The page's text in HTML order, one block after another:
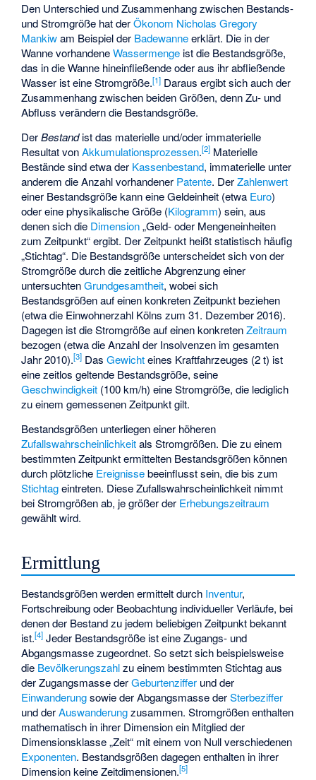
Den Unterschied und Zusammenhang zwischen Bestands-
und Stromgröße hat derÖkonom Nicholas Gregory
Mankiwam Beispiel der Badewanneerklärt. Die in der
Wanne vorhandeneWassermenge ist die Bestandsgröße,
das in die Wanne hineinfließende oder aus ihr abfließende
Wasser ist eine Stromgröße.[1] Daraus ergibt sich auch der
Zusammenhang zwischen beiden Größen, denn Zu- und
Abfluss verändern die Bestandsgröße.
DerBestandist das materielle und/oder immaterielle
Resultat vonAkkumulationsprozessen.[2] Materielle
Bestände sind etwa der Kassenbestand, immaterielle unter
anderem die Anzahl vorhandener Patente. DerZahlenwert
einer Bestandsgröße kann eine Geldeinheit (etwa Euro)
oder eine physikalische Größe (Kilogramm) sein, aus
denen sich die Dimension„Geld- oder Mengeneinheiten
zum Zeitpunkt“ ergibt. Der Zeitpunkt heißt statistisch häufig
„Stichtag“. Die Bestandsgröße unterscheidet sich von der
Stromgröße durch die zeitliche Abgrenzung einer
untersuchtenGrundgesamtheit, wobei sich
Bestandsgrößen auf einen konkreten Zeitpunkt beziehen
(etwa die Einwohnerzahl Kölns zum 31. Dezember 2016).
Dagegen ist die Stromgröße auf einen konkretenZeitraum
bezogen (etwa die Anzahl der Insolvenzen im gesamten
Jahr 2010).[3] DasGewichteines Kraftfahrzeuges (2 t) ist
eine zeitlos geltende Bestandsgröße, seine
Geschwindigkeit (100 km/h) eine Stromgröße, die lediglich
zu einem gemessenen Zeitpunkt gilt.
Bestandsgrößen unterliegen einer höheren
Zufallswahrscheinlichkeitals Stromgrößen. Die zu einem
bestimmten Zeitpunkt ermittelten Bestandsgrößen können
durch plötzliche Ereignissebeeinflusst sein, die bis zum
Stichtageintreten. Diese Zufallswahrscheinlichkeit nimmt
bei Stromgrößen ab, je größer der Erhebungszeitraum
gewählt wird.
Ermittlung
Bestandsgrößen werden ermittelt durch Inventur,
Fortschreibung oder Beobachtung individueller Verläufe, bei
denen der Bestand zu jedem beliebigen Zeitpunkt bekannt
ist.[4] Jeder Bestandsgröße ist eine Zugangs- und
Abgangsmasse zugeordnet. So setzt sich beispielsweise
die Bevölkerungszahlzu einem bestimmten Stichtag aus
der Zugangsmasse derGeburtenziffer und der
Einwanderungsowie der Abgangsmasse derSterbeziffer
und derAuswanderungzusammen. Stromgrößen enthalten
mathematisch in ihrer Dimension ein Mitglied der
Dimensionsklasse „Zeit“ mit einem von Null verschiedenen
Exponenten. Bestandsgrößen dagegen enthalten in ihrer
Dimension keine Zeitdimensionen.[5]